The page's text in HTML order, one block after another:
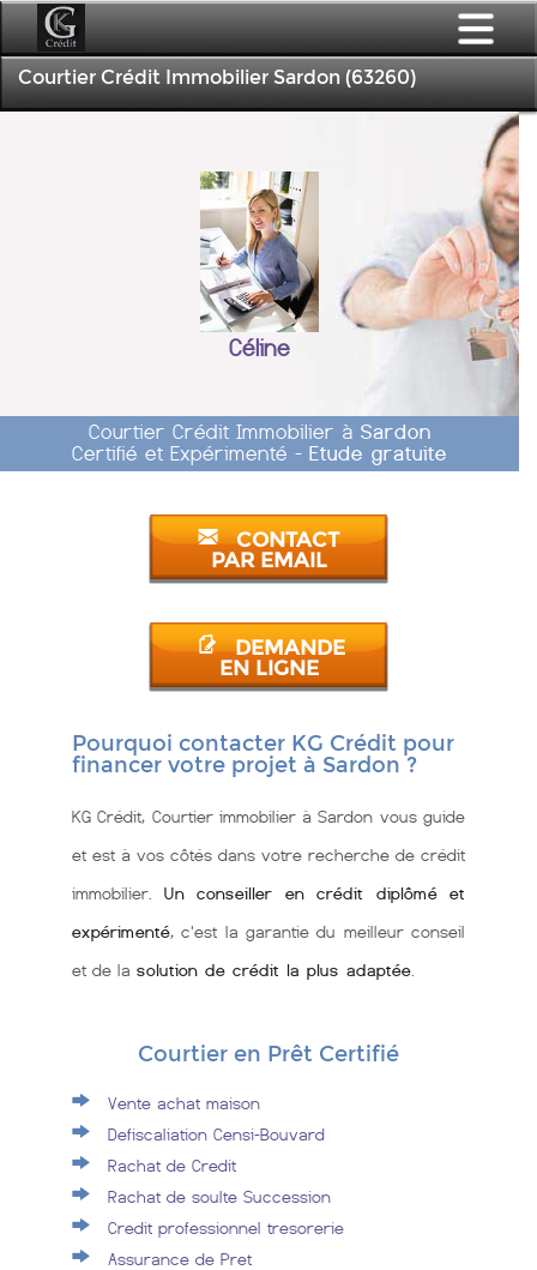
Courtier Crédit Immobilier Sardon (63260)
Céline
Courtier Crédit Immobilier à Sardon
Certifié et Expérimenté - Etude gratuite
CONTACT
PAR EMAIL
DEMANDE
EN LIGNE
Pourquoi contacter KG Crédit pour
financer votre projet à Sardon ?
KG Crédit, Courtier immobilier à Sardon vous guide
et est à vos côtés dans votre recherche de crédit
immobilier. Un conseiller en crédit diplômé et
expérimenté, c'est la garantie du meilleur conseil
et de la solution de crédit la plus adaptée
Courtier en Prêt Certifié
Vente achat maison
Defiscaliation Censi-Bouvard
Rachat de Credit
Rachat de soulte Succession
Credit professionnel tresorerie
Assurance de Pret